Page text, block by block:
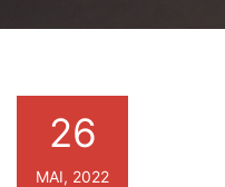
26
MAI, 2022